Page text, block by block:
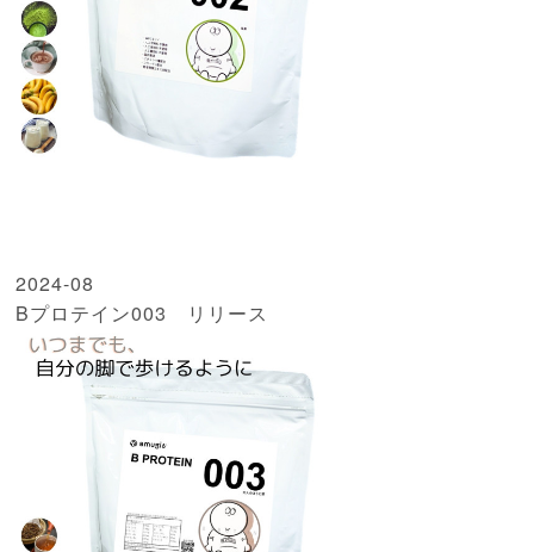
2024-08
Bプロテイン003 リリース